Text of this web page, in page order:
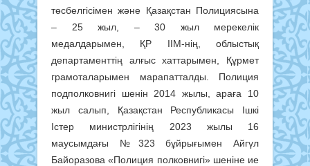
төсбелгісімен және Қазақстан Полициясына
– 25 жыл, – 30 жыл мерекелік
медалдарымен, ҚР ІІМ-нің, облыстық
департаменттің алғыс хаттарымен, Құрмет
грамоталарымен марапатталды. Полиция
подполковнигі шенін 2014 жылы, араға 10
жыл салып, Қазақстан Республикасы Ішкі
Істер министрлігінің 2023 жылы 16
маусымдағы №323 бұйрығымен Айгүл
Байоразова «Полиция полковнигі» шеніне ие